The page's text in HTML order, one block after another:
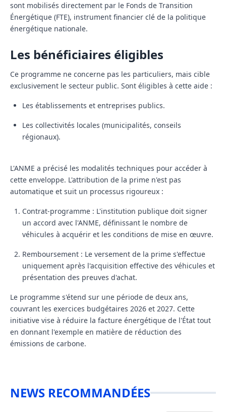
sont mobilisés directement par le Fonds de Transition
Énergétique (FTE), instrument financier clé de la politique
énergétique nationale.
Les bénéficiaires éligibles
Ce programme ne concerne pas les particuliers, mais cible
exclusivement le secteur public. Sont éligibles à cette aide :
Les établissements et entreprises publics.
Les collectivités locales (municipalités, conseils
régionaux).
L'ANME a précisé les modalités techniques pour accéder à
cette enveloppe. L'attribution de la prime n'est pas
automatique et suit un processus rigoureux :
Contrat-programme : L'institution publique doit signer
un accord avec l'ANME, définissant le nombre de
véhicules à acquérir et les conditions de mise en œuvre.
Remboursement : Le versement de la prime s'effectue
uniquement après l'acquisition effective des véhicules et
présentation des preuves d'achat.
Le programme s'étend sur une période de deux ans,
couvrant les exercices budgétaires 2026 et 2027. Cette
initiative vise à réduire la facture énergétique de l'État tout
en donnant l'exemple en matière de réduction des
émissions de carbone.
NEWS RECOMMANDÉES